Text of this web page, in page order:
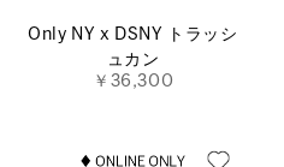
Only NY x DSNY トラッシ
ュカン
￥36,300